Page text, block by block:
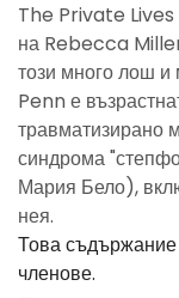
The Private Lives
на Rebecca
този много лош
Penn е
травматизирано
синдрома
Мария Бело),
нея.
Това
членове.